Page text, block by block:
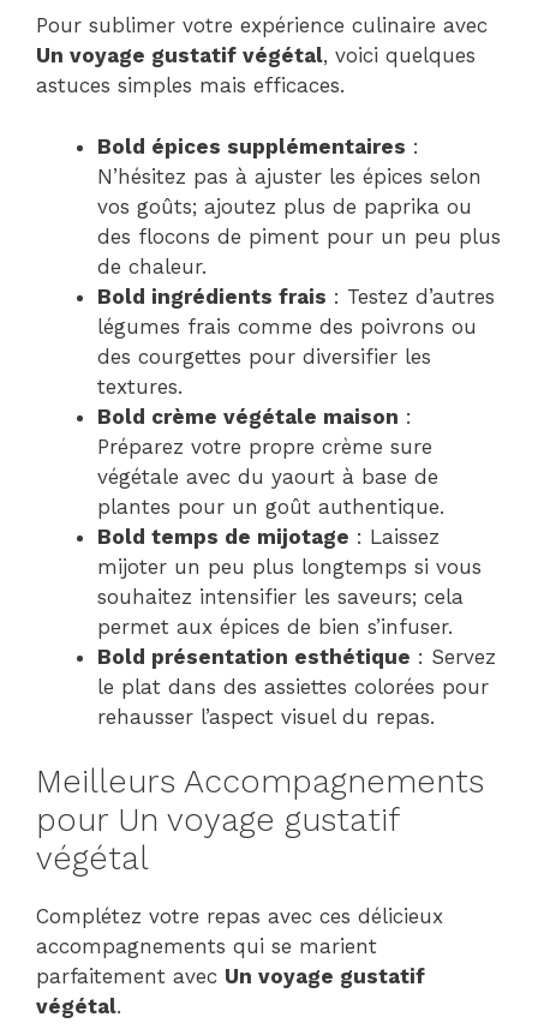
Pour sublimer votre expérience culinaire avec
Un voyage gustatif végétal, voici quelques
astuces simples mais efficaces.
Bold épices supplémentaires :
N’hésitez pas à ajuster les épices selon
vos goûts; ajoutez plus de paprika ou
des flocons de piment pour un peu plus
de chaleur.
Bold ingrédients frais : Testez d’autres
légumes frais comme des poivrons ou
des courgettes pour diversifier les
textures.
Bold crème végétale maison :
Préparez votre propre crème sure
végétale avec du yaourt à base de
plantes pour un goût authentique.
Bold temps de mijotage : Laissez
mijoter un peu plus longtemps si vous
souhaitez intensifier les saveurs; cela
permet aux épices de bien s’infuser.
Bold présentation esthétique : Servez
le plat dans des assiettes colorées pour
rehausser l’aspect visuel du repas.
Meilleurs Accompagnements
pour Un voyage gustatif
végétal
Complétez votre repas avec ces délicieux
accompagnements qui se marient
parfaitement avec Un voyage gustatif
végétal.